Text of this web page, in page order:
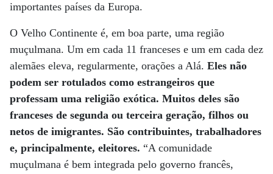
importantes países da Europa.
O Velho Continente é, em boa parte, uma região
muçulmana. Um em cada 11 franceses e um em cada dez
alemães eleva, regularmente, orações a Alá. Eles não
podem ser rotulados como estrangeiros que
professam uma religião exótica. Muitos deles são
franceses de segunda ou terceira geração, filhos ou
netos de imigrantes. São contribuintes, trabalhadores
e, principalmente, eleitores. “A comunidade
muçulmana é bem integrada pelo governo francês,